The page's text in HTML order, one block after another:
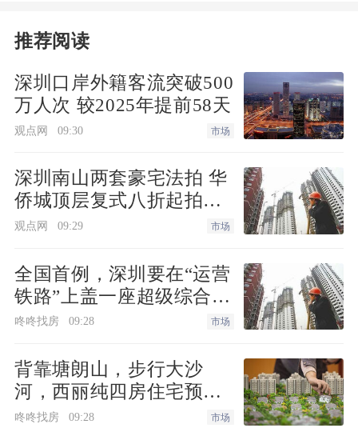
“老戴，能不能调一些医用酒精过来。 青
山区政府求助，当地酒精已经断货。” “收
到。” 这是1月26日17:25分两人群里面的
一个身在湖北武汉，一个家在江苏盐城，
相距787.6公里，虽然两位素未谋面，像
李培成也是在这个群里明确了自己在武汉
前线的任务：将公司向武汉紧急全球调运
支援到新型冠状病毒感染肺炎疫情的最前
线。
推荐阅读
深圳口岸外籍客流突破500
万人次 较2025年提前58天
观点网 09:30 市场
深圳南山两套豪宅法拍 华
侨城顶层复式八折起拍深
圳湾住宅1334.98万起
观点网 09:29 市场
全国首例，深圳要在“运营
铁路”上盖一座超级综合
体！
咚咚找房 09:28 市场
背靠塘朗山，步行大沙
河，西丽纯四房住宅预备
上新
咚咚找房 09:28 市场